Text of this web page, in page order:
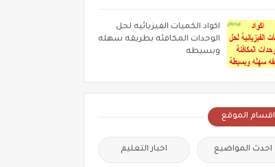
اكواد الكميات الفيزيائيه لحل
الوحدات المكافئه بطريقه سهله
وبسيطه
اقسام الموقع
احدث المواضيع اخبار التعليم